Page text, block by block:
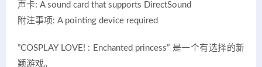
声卡: A sound card that supports DirectSound
附注事项: A pointing device required
”COSPLAY LOVE! : Enchanted princess” 是一个有选择的新
颖游戏。